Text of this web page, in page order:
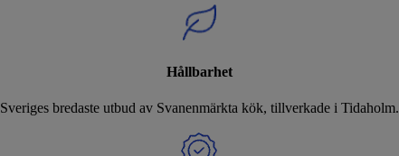
Hållbarhet
Sveriges bredaste utbud av Svanenmärkta kök, tillverkade i Tidaholm.